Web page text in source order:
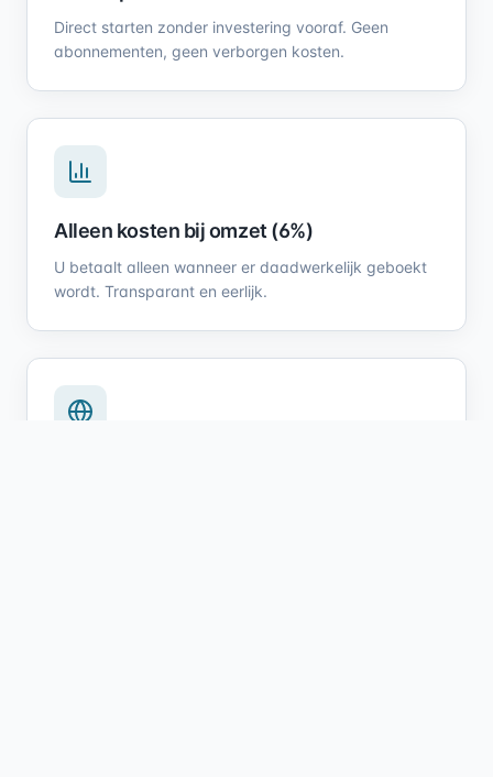
Direct starten zonder investering vooraf. Geen
abonnementen, geen verborgen kosten.
Alleen kosten bij omzet (6%)
U betaalt alleen wanneer er daadwerkelijk geboekt
wordt. Transparant en eerlijk.